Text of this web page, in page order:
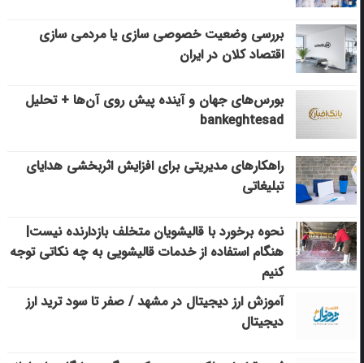
بررسی وضعیت خصوصی سازی یا مردمی سازی
اقتصاد کلان در ایران
بورس‌های جهان و آینده پیش روی آن‌ها + تحلیل
bankeghtesad
راهکارهای مدیریتی برای افزایش اثربخشی هدایای
تبلیغاتی
نحوه برخورد با قالیشویان متخلف بازدارنده نیست|
هنگام استفاده از خدمات قالیشویی به چه نکاتی توجه
کنیم
آموزش ارز دیجیتال در مشهد / صفر تا سود ترید ارز
دیجیتال